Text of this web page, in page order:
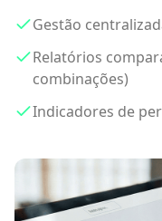
Gestão
Relatórios
combinações)
Indicadores de